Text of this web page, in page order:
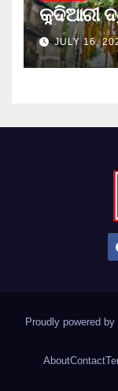
କୁଦିଆରୀ
JULY 16,
Proudly powered
AboutContact